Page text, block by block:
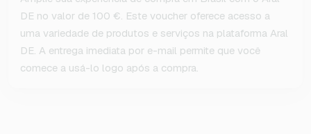
DE no valor de 100 €. Este voucher oferece acesso a
uma variedade de produtos e serviços na plataforma Aral
DE. A entrega imediata por e-mail permite que você
comece a usá-lo logo após a compra.